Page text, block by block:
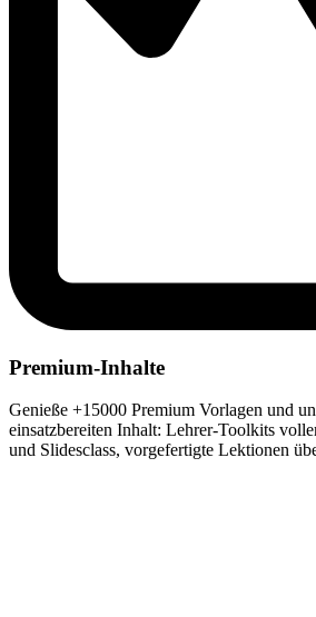
Premium-Inhalte
Genieße +15000 Premium Vorlagen und
einsatzbereiten Inhalt: Lehrer-Toolkits
und Slidesclass, vorgefertigte Lektionen